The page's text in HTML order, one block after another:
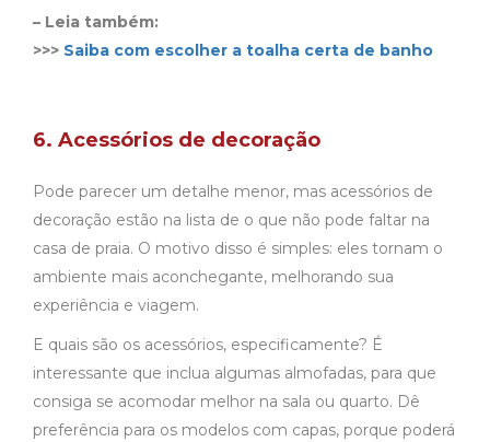
– Leia também:
>>> Saiba com escolher a toalha certa de banho
6. Acessórios de decoração
Pode parecer um detalhe menor, mas acessórios de
decoração estão na lista de o que não pode faltar na
casa de praia. O motivo disso é simples: eles tornam o
ambiente mais aconchegante, melhorando sua
experiência e viagem.
E quais são os acessórios, especificamente? É
interessante que inclua algumas almofadas, para que
consiga se acomodar melhor na sala ou quarto. Dê
preferência para os modelos com capas, porque poderá